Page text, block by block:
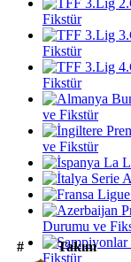
Fikstür
Fikstür
Fikstür
ve Fikstür
ve Fikstür
Durumu ve
Fikstür
# Takım